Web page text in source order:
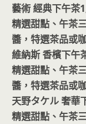
藝術 經典下午茶
精選甜點、午茶
醬，特選茶品或
維納斯 香檳下午
精選甜點、午茶
醬，特選茶品或
天野タケル 奢華
精選甜點、午茶